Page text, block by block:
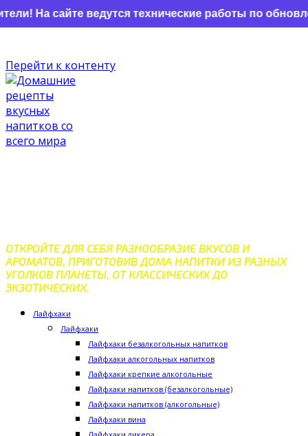
Перейти к контенту
ОТКРОЙТЕ ДЛЯ СЕБЯ РАЗНООБРАЗИЕ ВКУСОВ И
АРОМАТОВ, ПРИГОТОВИВ ДОМА НАПИТКИ ИЗ РАЗНЫХ
УГОЛКОВ ПЛАНЕТЫ, ОТ КЛАССИЧЕСКИХ ДО
ЭКЗОТИЧЕСКИХ.
Лайфхаки
Лайфхаки
Лайфхаки безалкогольных напитков
Лайфхаки алкогольных напитков
Лайфхаки крепкие алкогольные
Лайфхаки напитков (безалкогольные)
Лайфхаки напитков (алкогольные)
Лайфхаки вина
ведутся технические работы по обновлению.